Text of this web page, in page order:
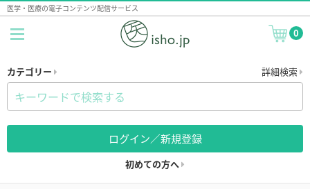
医学・医療の電子コンテンツ配信サービス
0
カテゴリー 詳細検索
ログイン／新規登録
初めての方へ